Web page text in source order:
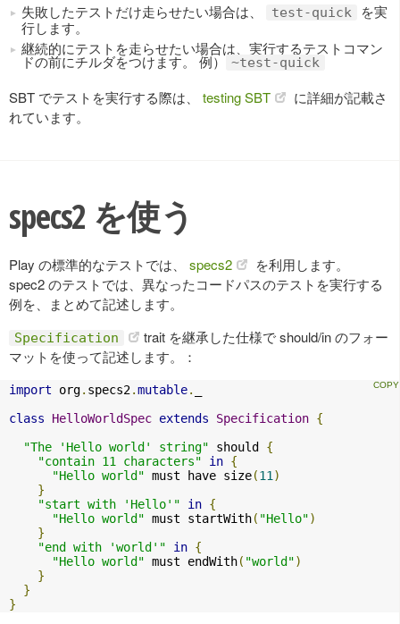
失敗したテストだけ走らせたい場合は、 test-quick
を実
行します。
継続的にテストを走らせたい場合は、実行するテストコマン
ドの前にチルダをつけます。 例） ~test-quick
SBT でテストを実行する際は、 testing SBT
に詳細が記載さ
れています。
specs2 を使う
Play の標準的なテストでは、 specs2
を利用します。
spec2 のテストでは、異なったコードパスのテストを実行する
例を、まとめて記述します。
Specification
trait を継承した仕様で should/in のフォー
マットを使って記述します。：
import org. specs2.mutable.
class
HelloWorldSpec extends Specification {
"The 'Hello world' string" should {
"contain 11 characters"
in {
"Hello world" must have size(11 )
}
"start with 'Hello'"
in {
"Hello world" must startWith( "Hello")
}
"end with 'world'"
in {
"Hello world" must endWith( "world")
}
}
}